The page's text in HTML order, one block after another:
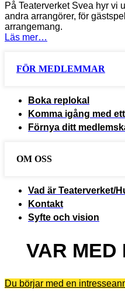
På Teaterverket Svea hyr vi
andra arrangörer, för
arrangemang.
Läs mer…
FÖR MEDLEMMAR
Boka replokal
Komma igång med
Förnya ditt
OM OSS
Vad är Teaterverket/
Kontakt
Syfte och vision
VAR MED
Du börjar med en